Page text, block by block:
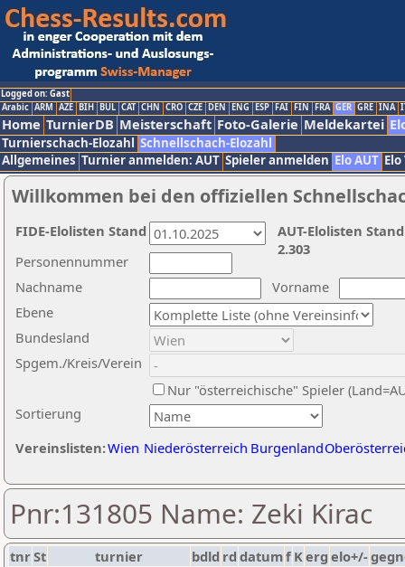
Logged on: Gast
Arabic ARM AZE BIH BUL CAT CHN CRO CZE DEN ENG ESP FAI FIN FRA GER GRE INA
Home TurnierDB Meisterschaft Foto-Galerie Meldekartei
Turnierschach-Elozahl Schnellschach-Elozahl
Allgemeines Turnier anmelden: AUT Spieler anmelden Elo AUT
Willkommen bei den offiziellen
Nachname
Vorname
Ebene
Sortierung
Personennummer
Bundesland
Spgem./Kreis/Verein
Nur "österreichische" Spieler
Vereinslisten:Wien Niederösterreich Burgenland
AUT-Elolisten
2.303
FIDE-Elolisten Stand
Pnr:131805 Name: Zeki Kirac
tnrSt turnier bdld rd datumf Kerg elo+/-